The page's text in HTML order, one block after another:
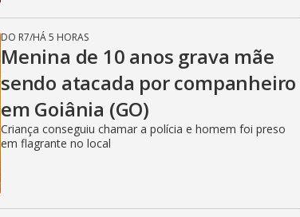
DO R7/HÁ 5 HORAS
Menina de 10 anos grava mãe
sendo atacada por companheiro
em Goiânia (GO)
Criança conseguiu chamar a polícia e homem foi preso
em flagrante no local